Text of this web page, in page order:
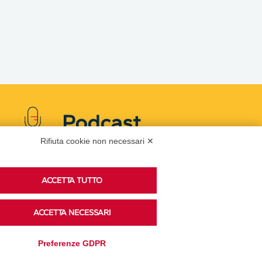
Podcast
su Spreaker.
Accedi alla sezione
Rifiuta cookie non necessari ✕
ACCETTA TUTTO
ACCETTA NECESSARI
Preferenze GDPR